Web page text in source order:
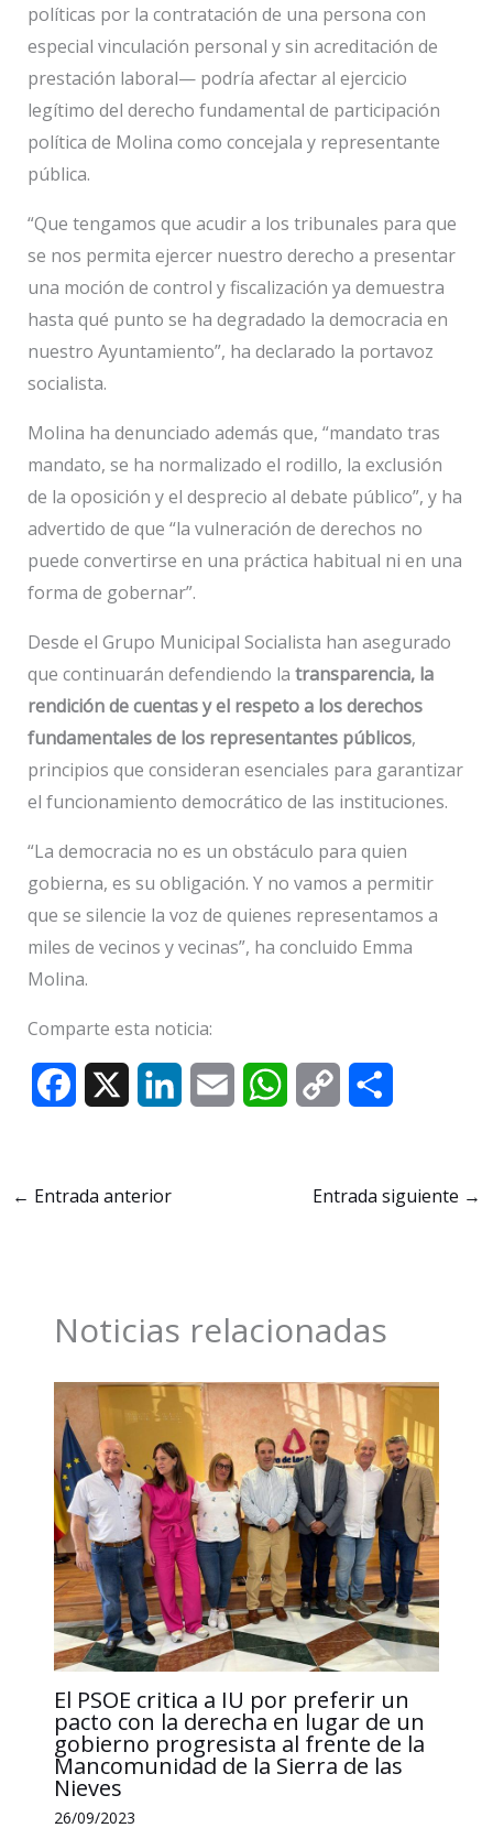
políticas por la contratación de una persona con
especial vinculación personal y sin acreditación de
prestación laboral— podría afectar al ejercicio
legítimo del derecho fundamental de participación
política de Molina como concejala y representante
pública.
“Que tengamos que acudir a los tribunales para que
se nos permita ejercer nuestro derecho a presentar
una moción de control y fiscalización ya demuestra
hasta qué punto se ha degradado la democracia en
nuestro Ayuntamiento”, ha declarado la portavoz
socialista.
Molina ha denunciado además que, “mandato tras
mandato, se ha normalizado el rodillo, la exclusión
de la oposición y el desprecio al debate público”, y ha
advertido de que “la vulneración de derechos no
puede convertirse en una práctica habitual ni en una
forma de gobernar”.
Desde el Grupo Municipal Socialista han asegurado
que continuarán defendiendo la transparencia, la
rendición de cuentas y el respeto a los derechos
fundamentales de los representantes públicos,
principios que consideran esenciales para garantizar
el funcionamiento democrático de las instituciones.
“La democracia no es un obstáculo para quien
gobierna, es su obligación. Y no vamos a permitir
que se silencie la voz de quienes representamos a
miles de vecinos y vecinas”, ha concluido Emma
Molina.
Comparte esta noticia:
o
k
n
W
p
p
n
k
i
r
← Entrada anterior Entrada siguiente →
Noticias relacionadas
El PSOE critica a IU por preferir un
pacto con la derecha en lugar de un
gobierno progresista al frente de la
Mancomunidad de la Sierra de las
Nieves
26/09/2023